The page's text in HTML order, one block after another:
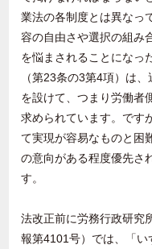
業法の各制度とは異なっ
容の自由さや選択の組み
を悩まされることになっ
（第23条の3第4項）は
を設けて、つまり労働者
求められています。です
て実現が容易なものと困
の意向がある程度優先さ
す。
法改正前に労務行政研究
報第4101号）では、「